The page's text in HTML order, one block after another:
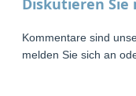
Diskutieren Sie
Kommentare sind
melden Sie sich an